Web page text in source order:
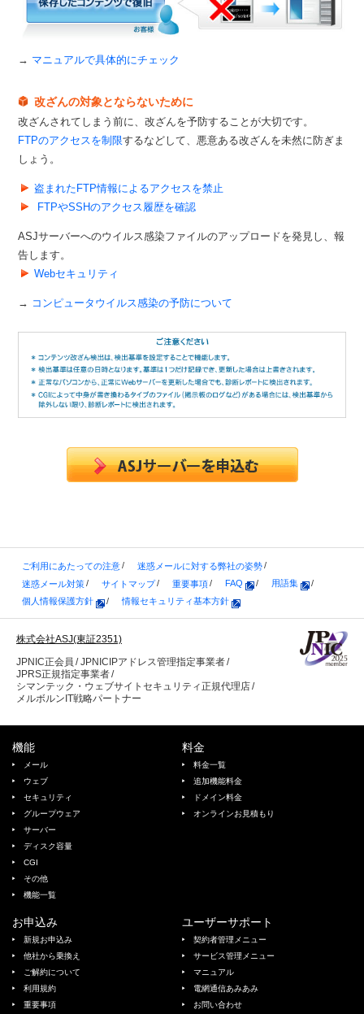
→ マニュアルで具体的にチェック
改ざんの対象とならないために
改ざんされてしまう前に、改ざんを予防することが大切です。
FTPのアクセスを制限するなどして、悪意ある改ざんを未然に防ぎま
しょう。
盗まれたFTP情報によるアクセスを禁止
FTPやSSHのアクセス履歴を確認
ASJサーバーへのウイルス感染ファイルのアップロードを発見し、報
告します。
Webセキュリティ
→ コンピュータウイルス感染の予防について
ご利用にあたっての注意
迷惑メールに対する弊社の姿勢
迷惑メール対策
サイトマップ 重要事項 FAQ
用語集
個人情報保護方針
情報セキュリティ基本方針
株式会社ASJ(東証2351)
JPNIC正会員
JPNICIPアドレス管理指定事業者
JPRS正規指定事業者
シマンテック・ウェブサイトセキュリティ正規代理店
メルボルンIT戦略パートナー
機能
メール
ウェブ
セキュリティ
グループウェア
サーバー
ディスク容量
CGI
その他
機能一覧
料金
料金一覧
追加機能料金
ドメイン料金
オンラインお見積もり
お申込み
新規お申込み
他社から乗換え
ご解約について
利用規約
重要事項
ユーザーサポート
契約者管理メニュー
サービス管理メニュー
マニュアル
電網通信あみあみ
お問い合わせ